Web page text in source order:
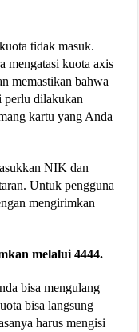
tidak masuk.
mengatasi kuota axis
memastikan bahwa
perlu dilakukan
kartu yang Anda
NIK dan
Untuk pengguna
mengirimkan
melalui 4444.
bisa mengulang
bisa langsung
harus mengisi